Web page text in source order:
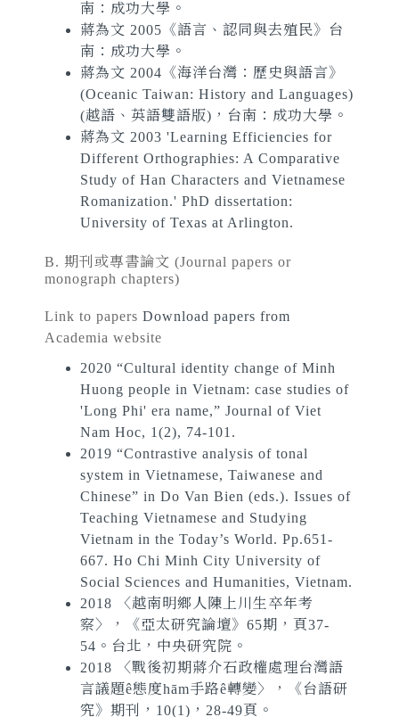
南：成功大學。
蔣為文 2005《語言、認同與去殖民》台
南：成功大學。
蔣為文 2004《海洋台灣：歷史與語言》
(Oceanic Taiwan: History and Languages)
(越語、英語雙語版)，台南：成功大學。
蔣為文 2003 'Learning Efficiencies for
Different Orthographies: A Comparative
Study of Han Characters and Vietnamese
Romanization.' PhD dissertation:
University of Texas at Arlington.
B. 期刊或專書論文 (Journal papers or
monograph chapters)
Link to papers Download papers from
Academia website
2020 “Cultural identity change of Minh
Huong people in Vietnam: case studies of
'Long Phi' era name,” Journal of Viet
Nam Hoc, 1(2), 74-101.
2019 “Contrastive analysis of tonal
system in Vietnamese, Taiwanese and
Chinese” in Do Van Bien (eds.). Issues of
Teaching Vietnamese and Studying
Vietnam in the Today’s World. Pp.651-
667. Ho Chi Minh City University of
Social Sciences and Humanities, Vietnam.
2018 〈越南明鄉人陳上川生卒年考
察〉，《亞太研究論壇》65期，頁37-
54。台北，中央研究院。
2018 〈戰後初期蔣介石政權處理台灣語
言議題ê態度hām手路ê轉變〉，《台語研
究》期刊，10(1)，28-49頁。